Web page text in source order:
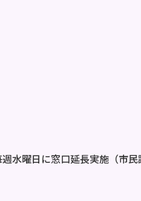
水曜日に窓口延長実施（市